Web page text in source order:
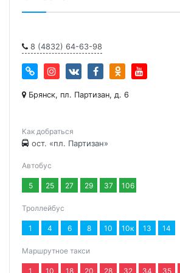
8 (4832) 64-63-98
Брянск, пл. Партизан, д. 6
Как добраться
ост. «пл. Партизан»
Автобус
5 25 27 29 37 106
Троллейбус
1 4 6 8 10 10к 13 14
Маршрутное такси
1 10 18 20 28 32 34 35